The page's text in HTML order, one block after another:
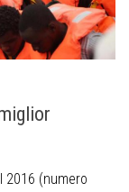
2016 (numero